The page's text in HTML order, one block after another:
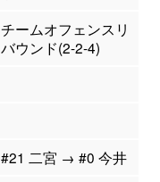
チームオフェンスリ
バウンド(2-2-4)
#21 二宮 → #0 今井